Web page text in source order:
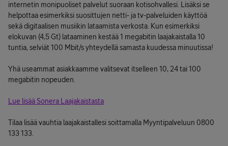
internetin monipuoliset palvelut suoraan kotisohvallesi. Lisäksi se
helpottaa esimerkiksi suosittujen netti- ja tv-palveluiden käyttöä
sekä digitaalisen musiikin lataamista verkosta. Kun esimerkiksi
elokuvan (4,5 Gt) lataaminen kestää 1 megabitin laajakaistalla 10
tuntia, selviät 100 Mbit/s yhteydellä samasta kuudessa minuutissa!
Yhä useammat asiakkaamme valitsevat itselleen 10, 24 tai 100
megabitin nopeuden.
Lue lisää Sonera Laajakaistasta
Tilaa lisää vauhtia laajakaistallesi soittamalla Myyntipalveluun 0800
133 133.